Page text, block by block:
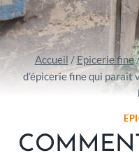
Accueil/ Epicerie fine
d’épicerie fine qui paraît